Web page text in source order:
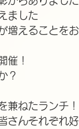
ました
増えることを
催！
？
兼ねたランチ！
さんそれぞれ